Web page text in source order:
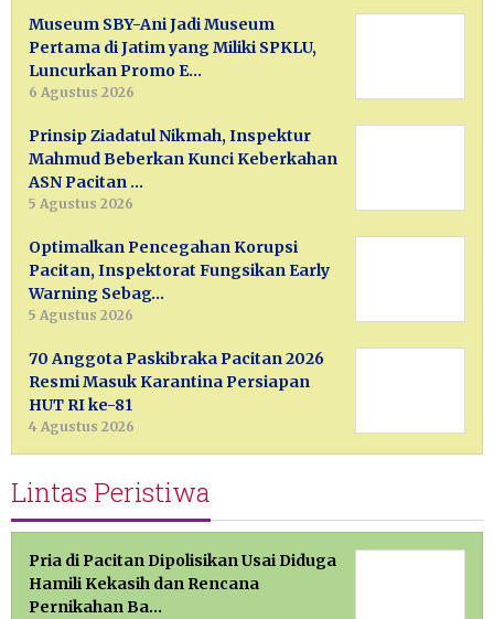
Museum SBY-Ani Jadi Museum
Pertama di Jatim yang Miliki SPKLU,
Luncurkan Promo E…
6 Agustus 2026
Prinsip Ziadatul Nikmah, Inspektur
Mahmud Beberkan Kunci Keberkahan
ASN Pacitan …
5 Agustus 2026
Optimalkan Pencegahan Korupsi
Pacitan, Inspektorat Fungsikan Early
Warning Sebag…
5 Agustus 2026
70 Anggota Paskibraka Pacitan 2026
Resmi Masuk Karantina Persiapan
HUT RI ke-81
4 Agustus 2026
Lintas Peristiwa
Pria di Pacitan Dipolisikan Usai Diduga
Hamili Kekasih dan Rencana
Pernikahan Ba…